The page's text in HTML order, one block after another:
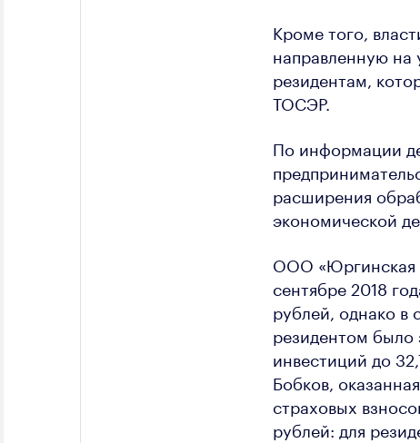
Кроме того,
направленную на
резидентам,
ТОСЭР.
По информации
расширения
экономической
ООО «Юргинская
сентябре 2018
рублей, однако в
резидентом было
инвестиций до
Бобков,
страховых
рублей: для